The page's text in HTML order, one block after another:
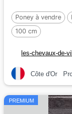
Poney à vendre
100 cm
les-chevaux-de-
Côte d'Or
PREMIUM